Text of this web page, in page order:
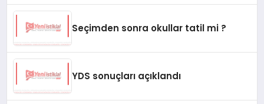
Seçimden sonra okullar tatil mi ?
YDS sonuçları açıklandı